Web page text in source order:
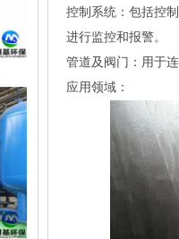
控制系统：包括控
进行监控和报警。
管道及阀门：用于
应用领域：